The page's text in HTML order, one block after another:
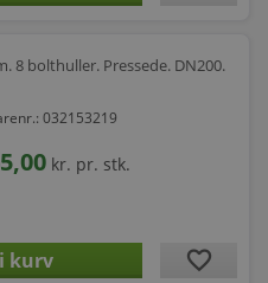
8 bolthuller. Pressede. DN200.
032153219
kr. pr. stk.
favorite